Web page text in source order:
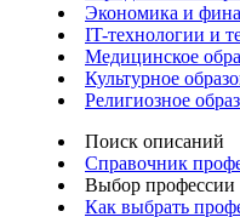
Экономика и
IT-технологии и
Медицинское
Культурное
Религиозное
Поиск описаний
Справочник
Выбор профессии
Как выбрать